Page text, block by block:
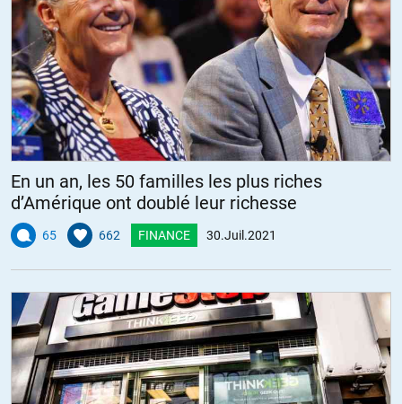
En un an, les 50 familles les plus riches
d’Amérique ont doublé leur richesse
65 662 FINANCE 30.Juil.2021